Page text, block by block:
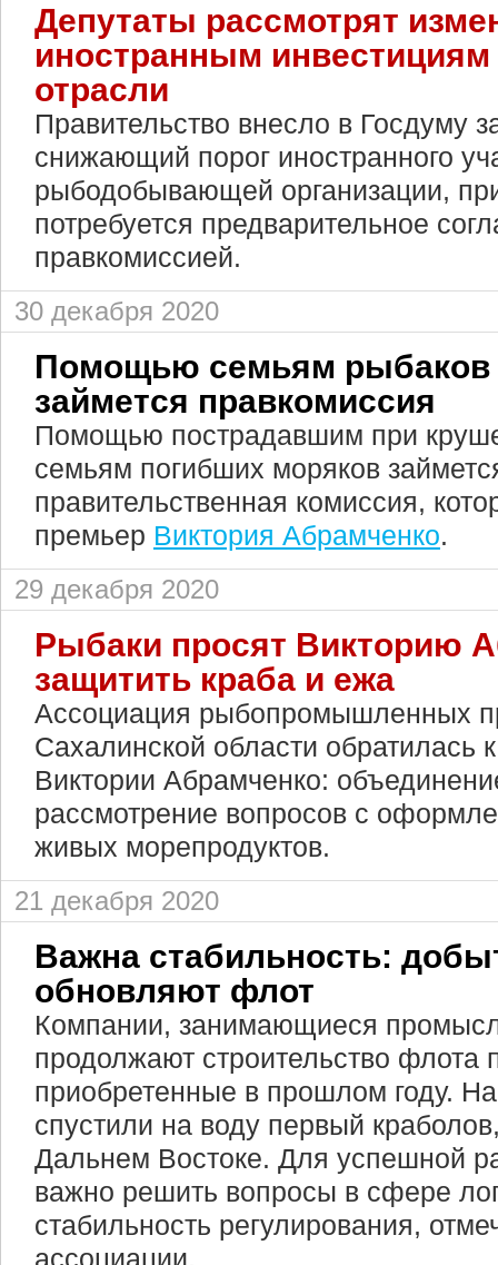
Депутаты рассмотрят
иностранным
отрасли
Правительство внесло в Госдуму
снижающий порог иностранного
рыбодобывающей организации,
потребуется предварительное
правкомиссией.
30 декабря 2020
Помощью семьям рыбаков
займется правкомиссия
Помощью пострадавшим при
семьям погибших моряков
правительственная комиссия,
премьер Виктория Абрамченко.
29 декабря 2020
Рыбаки просят Викторию
защитить краба и ежа
Ассоциация рыбопромышленных
Сахалинской области обратилась
Виктории Абрамченко:
рассмотрение вопросов с
живых морепродуктов.
21 декабря 2020
Важна стабильность:
обновляют флот
Компании, занимающиеся
продолжают строительство флота
приобретенные в прошлом году.
спустили на воду первый
Дальнем Востоке. Для успешной
важно решить вопросы в сфере
стабильность регулирования,
ассоциации.